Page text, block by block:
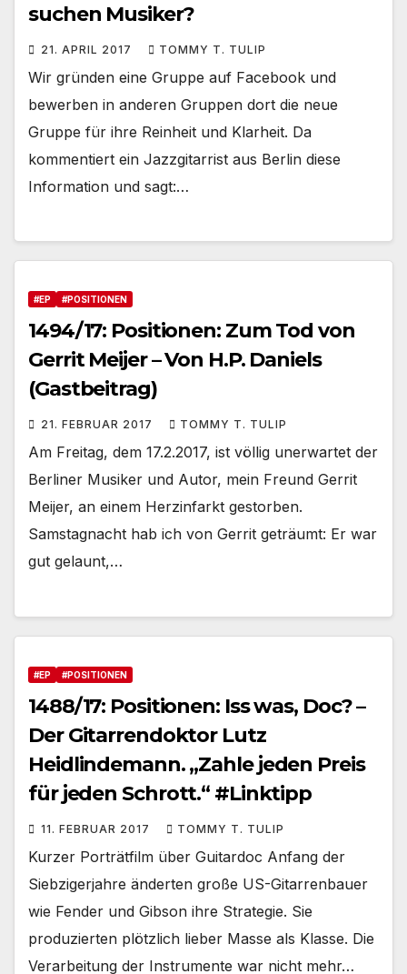
suchen Musiker?
21. APRIL 2017 TOMMY T. TULIP
Wir gründen eine Gruppe auf Facebook und
bewerben in anderen Gruppen dort die neue
Gruppe für ihre Reinheit und Klarheit. Da
kommentiert ein Jazzgitarrist aus Berlin diese
Information und sagt:…
#EP #POSITIONEN
1494/17: Positionen: Zum Tod von
Gerrit Meijer – Von H.P. Daniels
(Gastbeitrag)
21. FEBRUAR 2017 TOMMY T. TULIP
Am Freitag, dem 17.2.2017, ist völlig unerwartet der
Berliner Musiker und Autor, mein Freund Gerrit
Meijer, an einem Herzinfarkt gestorben.
Samstagnacht hab ich von Gerrit geträumt: Er war
gut gelaunt,…
#EP #POSITIONEN
1488/17: Positionen: Iss was, Doc? –
Der Gitarrendoktor Lutz
Heidlindemann. „Zahle jeden Preis
für jeden Schrott.“ #Linktipp
11. FEBRUAR 2017 TOMMY T. TULIP
Kurzer Porträtfilm über Guitardoc Anfang der
Siebzigerjahre änderten große US-Gitarrenbauer
wie Fender und Gibson ihre Strategie. Sie
produzierten plötzlich lieber Masse als Klasse. Die
Verarbeitung der Instrumente war nicht mehr…